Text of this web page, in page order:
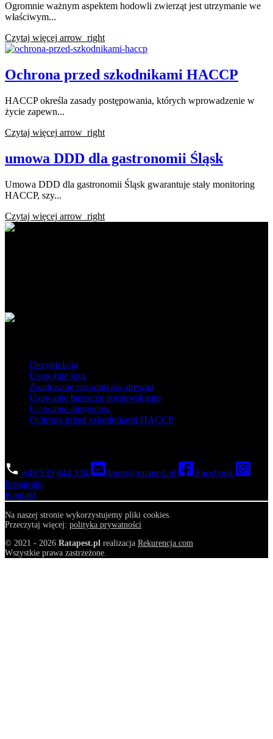
Ogromnie ważnym aspektem hodowli zwierząt jest utrzymanie we
właściwym...
Czytaj więcej arrow_right
Ochrona przed szkodnikami HACCP
HACCP określa zasady postępowania, których wprowadzenie w
życie zapewn...
Czytaj więcej arrow_right
umowa DDD dla gastronomii Śląsk
Umowa DDD dla gastronomii Śląsk gwarantuje stały monitoring
HACCP, szy...
Czytaj więcej arrow_right
Dezynfekcja
Usuwanie kun
Zwalczanie szkodników drewna
Usuwanie barszczu sosnowskiego
Usuwanie alergenów
Ochrona przed szkodnikami HACCP
+48 533 644 334 biuro@ratapest.pl
Facebook
Instagram
Kontakt
Na naszej stronie wykorzystujemy pliki cookies.
Przeczytaj więcej: polityka prywatności
© 2021 - 2026 Ratapest.pl realizacja Rekurencja.com
Wszystkie prawa zastrzeżone.